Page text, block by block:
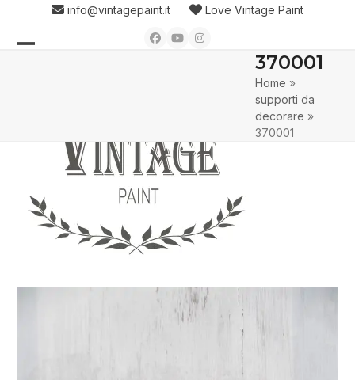
content
info@vintagepaint.it Love Vintage Paint
Facebook
YouTubeInstagram
370001
Home »
supporti da
decorare »
370001